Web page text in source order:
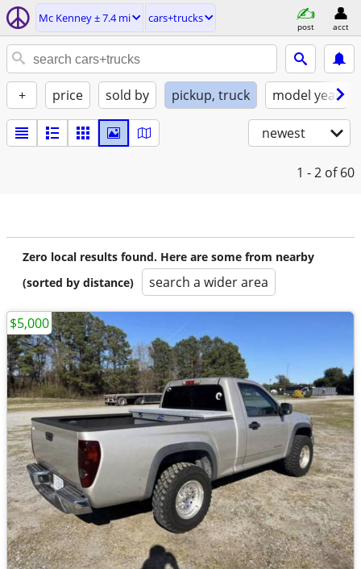
Mc Kenney ± 7.4 mi cars+trucks
post acct
+ price sold by pickup, truck model year
newest
1 - 2 of 60
Zero local results found. Here are some from nearby
(sorted by distance)
search a wider area
$5,000